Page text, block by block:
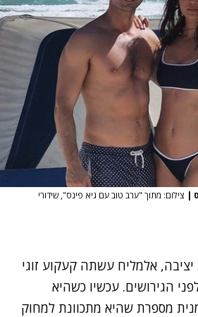
| צילום: מתוך "ערב טוב עם גיא פינס", שידורי
יציבה, אלמליח עשתה קעקוע זוגי
הגירושים. עכשיו כשהיא
מספרת שהיא מתכוונת למחוק